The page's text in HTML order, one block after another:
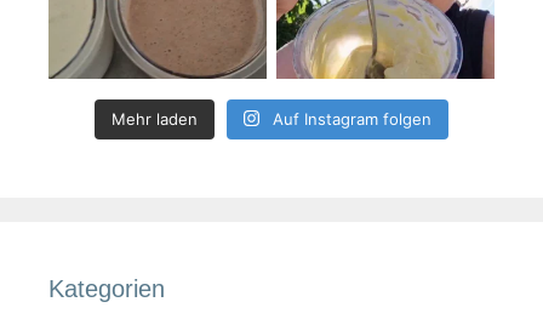
Mehr laden Auf Instagram folgen
Kategorien